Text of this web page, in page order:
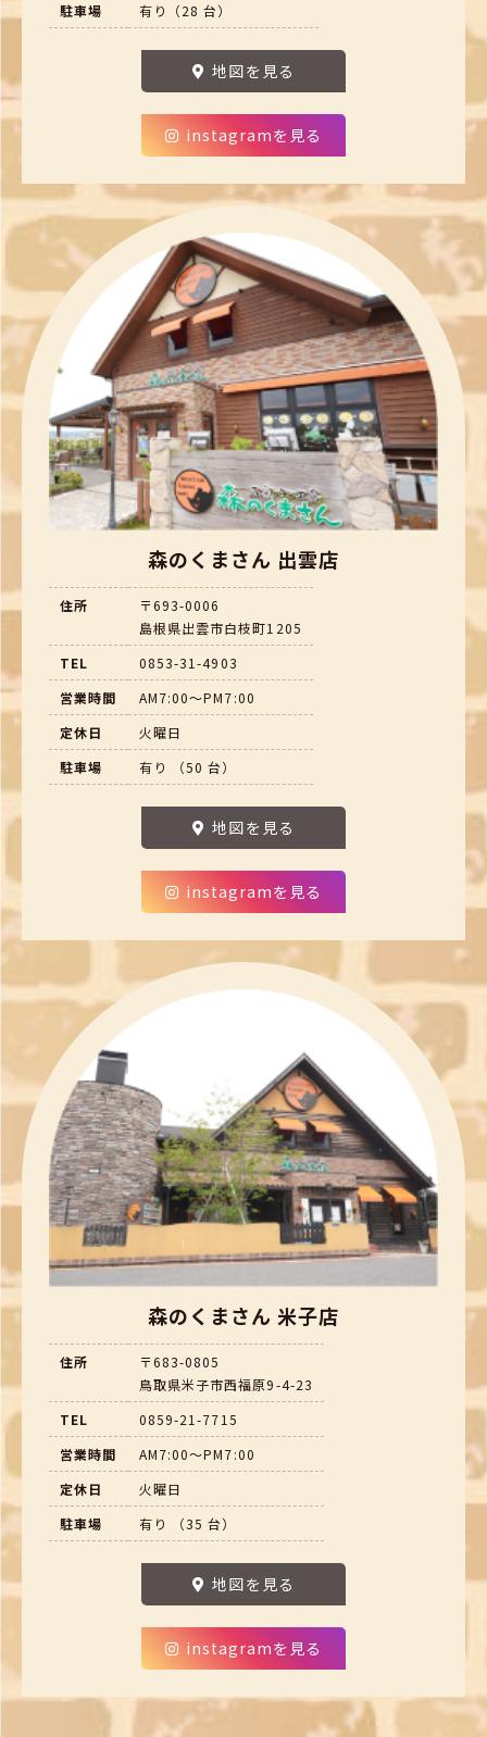
駐車場
有り（28 台）
地図を見る
instagramを見る
森のくまさん 出雲店
住所
〒693-0006
島根県出雲市白枝町1205
TEL
0853-31-4903
営業時間
AM7:00～PM7:00
定休日
火曜日
駐車場
有り （50 台）
地図を見る
instagramを見る
森のくまさん 米子店
住所
〒683-0805
鳥取県米子市西福原9-4-23
TEL
0859-21-7715
営業時間
AM7:00～PM7:00
定休日
火曜日
駐車場
有り （35 台）
地図を見る
instagramを見る